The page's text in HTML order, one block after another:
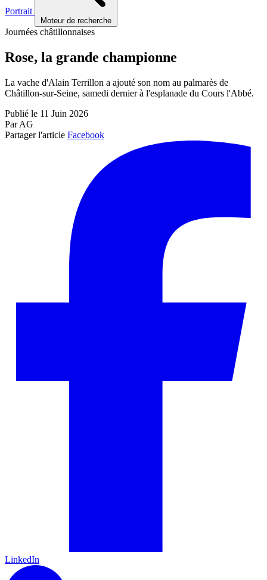
Portrait
Moteur de recherche
Journées châtillonnaises
Rose, la grande championne
La vache d'Alain Terrillon a ajouté son nom au palmarès de
Châtillon-sur-Seine, samedi dernier à l'esplanade du Cours l'Abbé.
Publié le 11 Juin 2026
Par AG
Partager l'article Facebook
LinkedIn